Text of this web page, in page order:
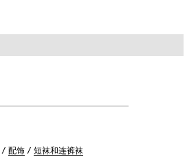
配饰 短袜和连裤袜